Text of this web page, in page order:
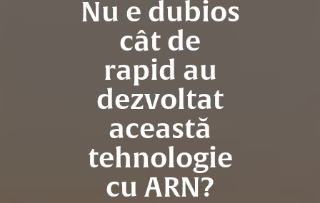
Nu e dubios
cât de
rapid au
dezvoltat
această
tehnologie
cu ARN?